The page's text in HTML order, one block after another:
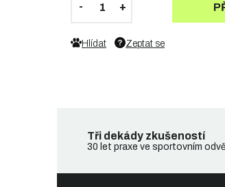
Zeptat se
Hlídat
Tři dekády zkušeností
30 let praxe ve sportovním